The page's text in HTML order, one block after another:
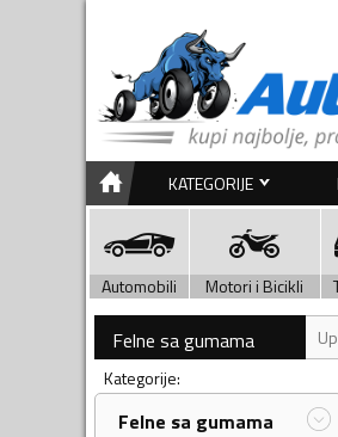
KATEGORIJE
Automobili Motori i Bicikli
Felne sa gumama
Kategorije:
Felne sa gumama